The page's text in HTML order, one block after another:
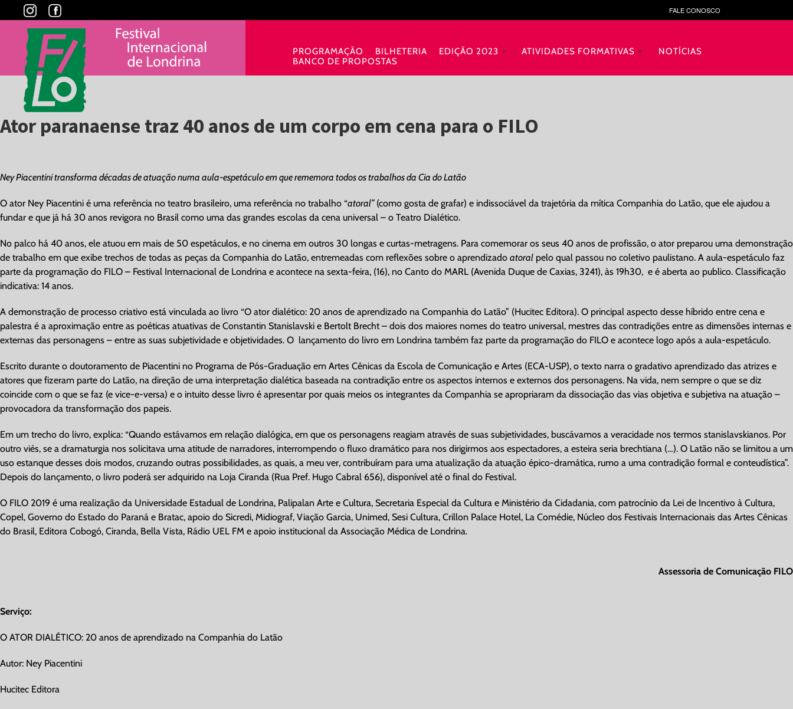
to
content
FALE CONOSCO
PROGRAMAÇÃO BILHETERIA EDIÇÃO 2023 ATIVIDADES FORMATIVAS
NOTÍCIAS
BANCO DE PROPOSTAS
Ator paranaense traz 40 anos de um corpo em cena para o FILO
Larger
Ney Piacentini transforma décadas de atuação numa aula-espetáculo em que rememora todos os trabalhos da Cia do Latão
O ator Ney Piacentini é uma referência no teatro brasileiro, uma referência no trabalho “atoral”(como gosta de grafar) e indissociável da trajetória da mítica Companhia do Latão, que ele ajudou a
fundar e que já há 30 anos revigora no Brasil como uma das grandes escolas da cena universal – o Teatro Dialético.
No palco há 40 anos, ele atuou em mais de 50 espetáculos, e no cinema em outros 30 longas e curtas-metragens. Para comemorar os seus 40 anos de profissão, o ator preparou uma demonstração
de trabalho em que exibe trechos de todas as peças da Companhia do Latão, entremeadas com reflexões sobre o aprendizado atoral pelo qual passou no coletivo paulistano. A aula-espetáculo faz
parte da programação do FILO – Festival Internacional de Londrina e acontece na sexta-feira, (16), no Canto do MARL (Avenida Duque de Caxias, 3241), às 19h30, e é aberta ao publico. Classificação
indicativa: 14 anos.
A demonstração de processo criativo está vinculada ao livro “O ator dialético: 20 anos de aprendizado na Companhia do Latão” (Hucitec Editora). O principal aspecto desse híbrido entre cena e
palestra é a aproximação entre as poéticas atuativas de Constantin Stanislavski e Bertolt Brecht – dois dos maiores nomes do teatro universal, mestres das contradições entre as dimensões internas e
externas das personagens – entre as suas subjetividade e objetividades. O lançamento do livro em Londrina também faz parte da programação do FILO e acontece logo após a aula-espetáculo.
Escrito durante o doutoramento de Piacentini no Programa de Pós-Graduação em Artes Cênicas da Escola de Comunicação e Artes (ECA-USP), o texto narra o gradativo aprendizado das atrizes e
atores que fizeram parte do Latão, na direção de uma interpretação dialética baseada na contradição entre os aspectos internos e externos dos personagens. Na vida, nem sempre o que se diz
coincide com o que se faz (e vice-e-versa) e o intuito desse livro é apresentar por quais meios os integrantes da Companhia se apropriaram da dissociação das vias objetiva e subjetiva na atuação –
provocadora da transformação dos papeis.
Em um trecho do livro, explica: “Quando estávamos em relação dialógica, em que os personagens reagiam através de suas subjetividades, buscávamos a veracidade nos termos stanislavskianos. Por
outro viés, se a dramaturgia nos solicitava uma atitude de narradores, interrompendo o fluxo dramático para nos dirigirmos aos espectadores, a esteira seria brechtiana (…). O Latão não se limitou a um
uso estanque desses dois modos, cruzando outras possibilidades, as quais, a meu ver, contribuíram para uma atualização da atuação épico-dramática, rumo a uma contradição formal e conteudística”.
Depois do lançamento, o livro poderá ser adquirido na Loja Ciranda (Rua Pref. Hugo Cabral 656), disponível até o final do Festival.
O FILO 2019 é uma realização da Universidade Estadual de Londrina, Palipalan Arte e Cultura, Secretaria Especial da Cultura e Ministério da Cidadania, com patrocínio da Lei de Incentivo à Cultura,
Copel, Governo do Estado do Paraná e Bratac, apoio do Sicredi, Midiograf, Viação Garcia, Unimed, Sesi Cultura, Crillon Palace Hotel, La Comédie, Núcleo dos Festivais Internacionais das Artes Cênicas
do Brasil, Editora Cobogó, Ciranda, Bella Vista, Rádio UEL FM e apoio institucional da Associação Médica de Londrina.
Assessoria de Comunicação FILO
Serviço:
O ATOR DIALÉTICO: 20 anos de aprendizado na Companhia do Latão
Autor: Ney Piacentini
Hucitec Editora